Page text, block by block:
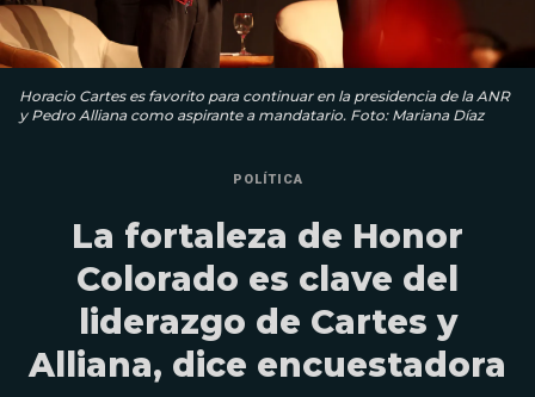
Horacio Cartes es favorito para continuar en la presidencia de la ANR
y Pedro Alliana como aspirante a mandatario. Foto: Mariana Díaz
POLÍTICA
La fortaleza de Honor
Colorado es clave del
liderazgo de Cartes y
Alliana, dice encuestadora